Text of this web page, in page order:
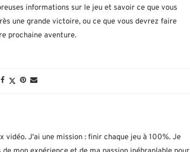
informations sur le jeu et savoir ce que vous
une grande victoire, ou ce que vous devrez faire
prochaine aventure.
J'ai une mission : finir chaque jeu à 100%. Je